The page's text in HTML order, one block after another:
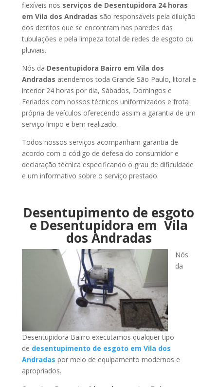
flexíveis nos serviços de Desentupidora 24 horas
em Vila dos Andradas são responsáveis pela diluição
dos detritos que se encontram nas paredes das
tubulações e pela limpeza total de redes de esgoto ou
pluviais.
Nós da Desentupidora Bairro em Vila dos
Andradas atendemos toda Grande São Paulo, litoral e
interior 24 horas por dia, Sábados, Domingos e
Feriados com nossos técnicos uniformizados e frota
própria de veículos oferecendo assim a garantia de um
serviço limpo e bem realizado.
Todos nossos serviços acompanham garantia de
acordo com o código de defesa do consumidor e
declaração técnica especificando o grau de dificuldade
e um informativo sobre o serviço prestado.
Desentupimento de esgoto
e Desentupidora em Vila
dos Andradas
Nós
da
Desentupidora Bairro executamos qualquer tipo
de desentupimento de esgoto em Vila dos
Andradas por meio de equipamento modernos e
apropriados.